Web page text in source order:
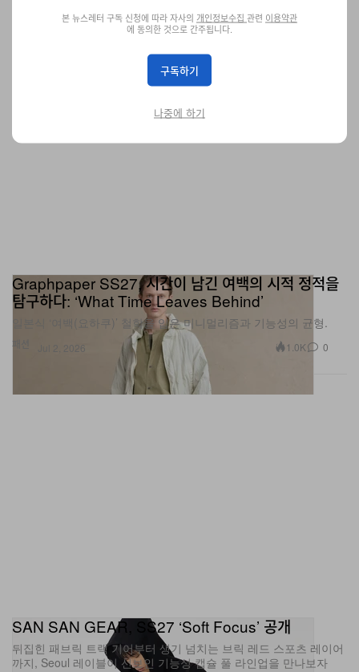
패션
Graphpaper SS27, 시간이 남긴 여백의 시적 정적을
탐구하다: ‘What Time Leaves Behind’
일본식 ‘여백(요하쿠)’ 철학을 입은 미니멀리즘과 기능성의 균형.
Jul 2, 2026 1.0K 0
SAN SAN GEAR, SS27 ‘Soft Focus’ 공개
뒤집힌 패브릭 트랙 기어부터 생기 넘치는 브릭 레드 스포츠 레이어
까지, Seoul 레이블이 선보인 기능성 캡슐 풀 라인업을 만나보자
본 뉴스레터 구독 신청에 따라 자사의 개인정보수집 관련 이용약관
에 동의한 것으로 간주됩니다.
구독하기
나중에 하기